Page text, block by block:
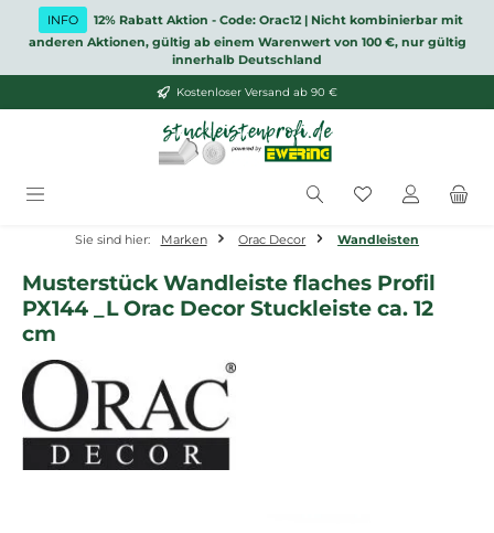
Zum Hauptinhalt springen
INFO
12% Rabatt Aktion - Code: Orac12 | Nicht kombinierbar mit
anderen Aktionen, gültig ab einem Warenwert von 100 €, nur gültig
innerhalb Deutschland
Kostenloser Versand ab 90 €
Du hast 0
Sie sind hier: Marken Orac Decor Wandleisten
Musterstück Wandleiste flaches Profil
PX144 _L Orac Decor Stuckleiste ca. 12
cm